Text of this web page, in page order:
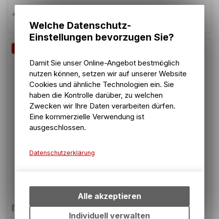
49.00
Welche Datenschutz-
Einstellungen bevorzugen Sie?
Damit Sie unser Online-Angebot bestmöglich
nutzen können, setzen wir auf unserer Website
Cookies und ähnliche Technologien ein. Sie
haben die Kontrolle darüber, zu welchen
Zwecken wir Ihre Daten verarbeiten dürfen.
Eine kommerzielle Verwendung ist
ausgeschlossen.
Datenschutzerklärung
bestimmte Interaktionen und
Einstellungen auf Ihrem Gerät,
um die grundlegenden
Alle akzeptieren
Individuell verwalten